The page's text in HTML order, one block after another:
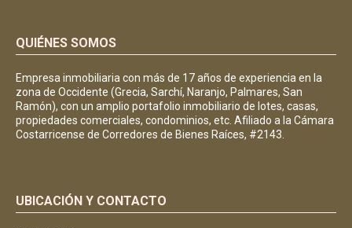
QUIÉNES SOMOS
Empresa inmobiliaria con más de 17 años de experiencia en la
zona de Occidente (Grecia, Sarchí, Naranjo, Palmares, San
Ramón), con un amplio portafolio inmobiliario de lotes, casas,
propiedades comerciales, condominios, etc. Afiliado a la Cámara
Costarricense de Corredores de Bienes Raíces, #2143.
UBICACIÓN Y CONTACTO